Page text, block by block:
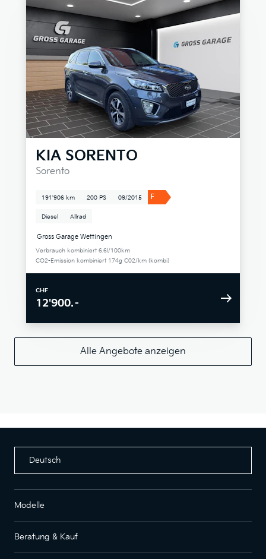
KIA SORENTO
Sorento
191'906 km 200 PS 09/2015 F
Diesel Allrad
Gross Garage Wettingen
Verbrauch kombiniert 6.6l/100km
CO2-Emission kombiniert 174g C02/km (kombi)
CHF
12'900.–
Alle Angebote anzeigen
Deutsch
Modelle
Beratung & Kauf